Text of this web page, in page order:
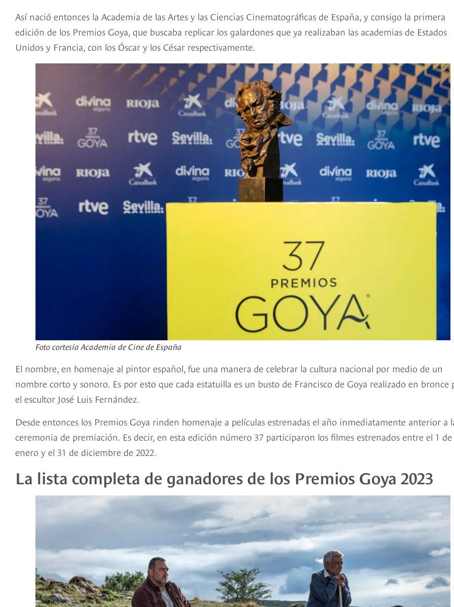
Así nació entonces la Academia de las Artes y las Ciencias Cinematográficas de España, y consigo la primera
edición de los Premios Goya, que buscaba replicar los galardones que ya realizaban las academias de Estados
Unidos y Francia, con los Óscar y los César respectivamente.
Foto cortesía Academia de Cine de España
El nombre, en homenaje al pintor español, fue una manera de celebrar la cultura nacional por medio de un
nombre corto y sonoro. Es por esto que cada estatuilla es un busto de Francisco de Goya realizado en bronce
el escultor José Luis Fernández.
Desde entonces los Premios Goya rinden homenaje a películas estrenadas el año inmediatamente anterior a
ceremonia de premiación. Es decir, en esta edición número 37 participaron los filmes estrenados entre el 1 de
enero y el 31 de diciembre de 2022.
La lista completa de ganadores de los Premios Goya 2023